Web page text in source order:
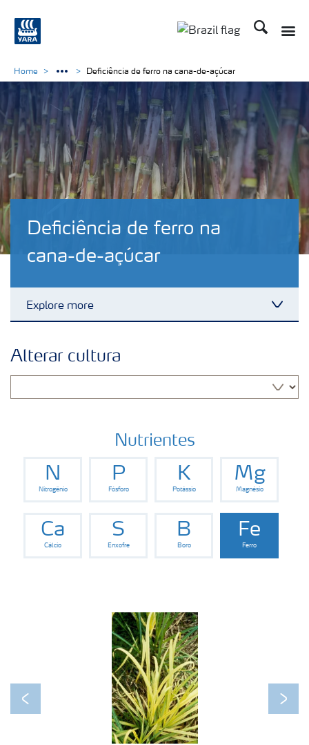
Busca
Deficiência de ferro na
cana-de-açúcar
Explore more
Manuseio de produtos
Soluções Digitais
Momento Yara | Milho
Home Deficiência de ferro na cana-de-açúcar
Alterar cultura
Nutrientes
N
Nitrogênio
P
Fósforo
K
Potássio
Mg
Magnésio
Ca
Cálcio
S
Enxofre
B
Boro
Fe
Ferro
Previous Next